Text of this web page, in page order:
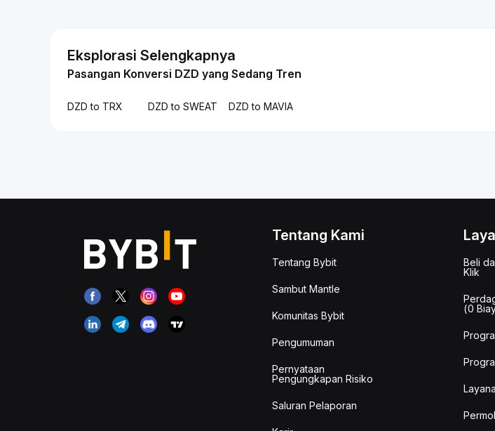
Eksplorasi Selengkapnya
Pasangan Konversi DZD yang Sedang Tren
DZD to TRX DZD to SWEAT DZD to MAVIA
Tentang Kami
Tentang Bybit
Sambut Mantle
Komunitas Bybit
Pengumuman
Pernyataan
Pengungkapan Risiko
Saluran Pelaporan
Beli
Klik
(0